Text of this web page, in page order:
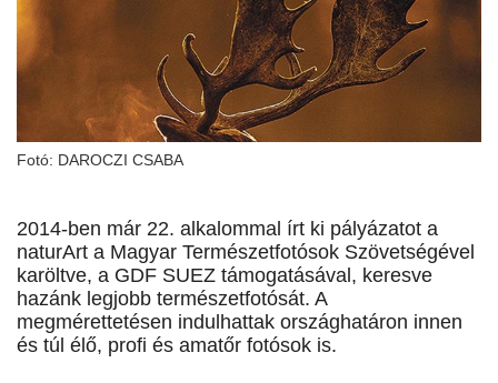
Fotó: DAROCZI CSABA
2014-ben már 22. alkalommal írt ki pályázatot a
naturArt a Magyar Természetfotósok Szövetségével
karöltve, a GDF SUEZ támogatásával, keresve
hazánk legjobb természetfotósát. A
megmérettetésen indulhattak országhatáron innen
és túl élő, profi és amatőr fotósok is.